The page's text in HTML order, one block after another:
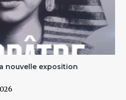
nouvelle exposition